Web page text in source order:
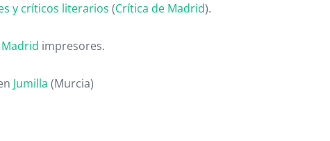
y críticos literarios (Crítica de Madrid).
impresores.
Jumilla (Murcia)